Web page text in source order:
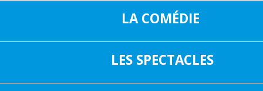
16, RUE
05 37 04 01 02
LA COMÉDIE
LES SPECTACLES